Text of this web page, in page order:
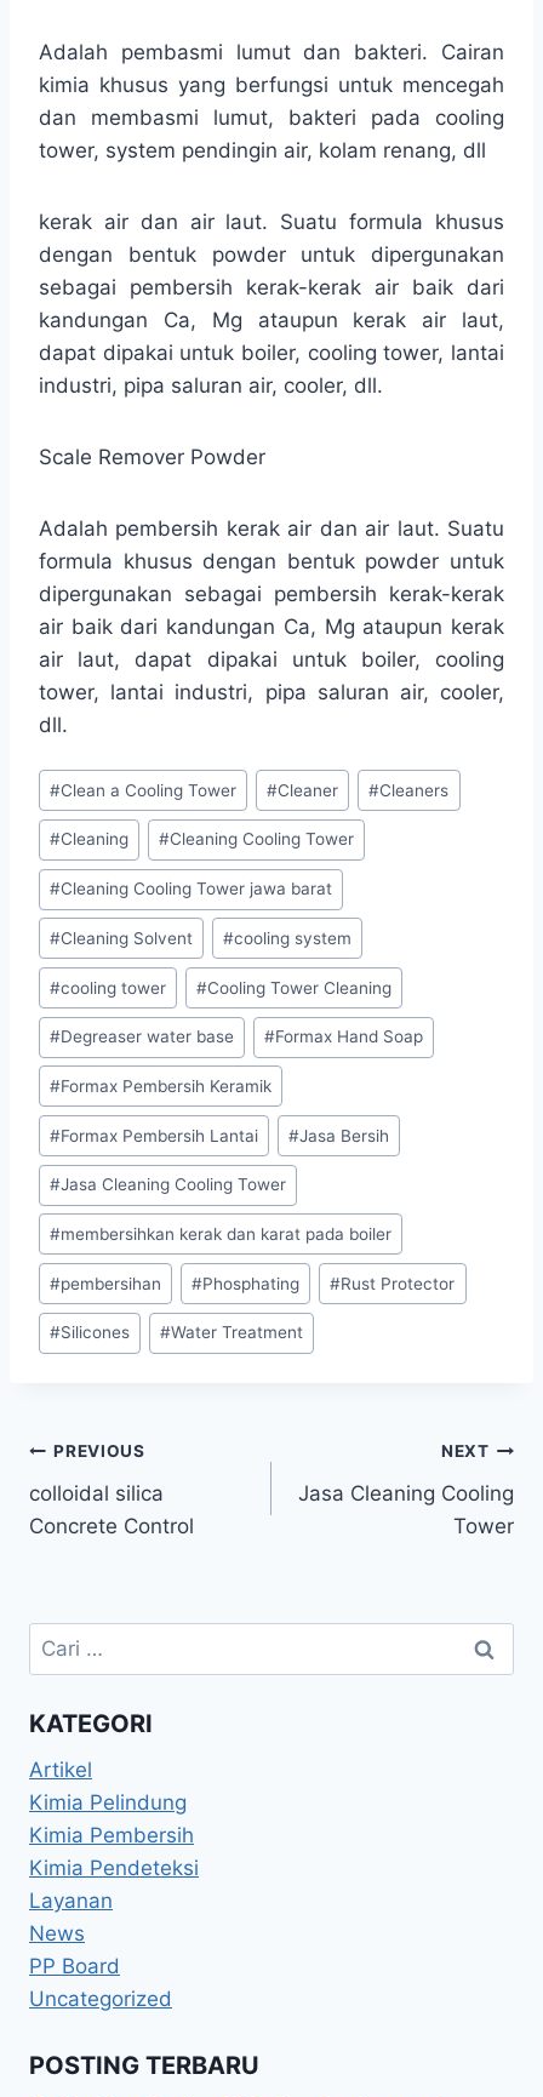
Adalah pembasmi lumut dan bakteri. Cairan
kimia khusus yang berfungsi untuk mencegah
dan membasmi lumut, bakteri pada cooling
tower, system pendingin air, kolam renang, dll
kerak air dan air laut. Suatu formula khusus
dengan bentuk powder untuk dipergunakan
sebagai pembersih kerak-kerak air baik dari
kandungan Ca, Mg ataupun kerak air laut,
dapat dipakai untuk boiler, cooling tower, lantai
industri, pipa saluran air, cooler, dll.
Scale Remover Powder
Adalah pembersih kerak air dan air laut. Suatu
formula khusus dengan bentuk powder untuk
dipergunakan sebagai pembersih kerak-kerak
air baik dari kandungan Ca, Mg ataupun kerak
air laut, dapat dipakai untuk boiler, cooling
tower, lantai industri, pipa saluran air, cooler,
dll.
#Clean a Cooling Tower #Cleaner #Cleaners
#Cleaning #Cleaning Cooling Tower
#Cleaning Cooling Tower jawa barat
#Cleaning Solvent #cooling system
#cooling tower #Cooling Tower Cleaning
#Degreaser water base #Formax Hand Soap
#Formax Pembersih Keramik
#Formax Pembersih Lantai #Jasa Bersih
#Jasa Cleaning Cooling Tower
#membersihkan kerak dan karat pada boiler
#pembersihan #Phosphating #Rust Protector
#Silicones #Water Treatment
PREVIOUS
colloidal silica
Concrete Control
NEXT
Jasa Cleaning Cooling
Tower
KATEGORI
Artikel
Kimia Pelindung
Kimia Pembersih
Kimia Pendeteksi
Layanan
News
PP Board
Uncategorized
POSTING TERBARU